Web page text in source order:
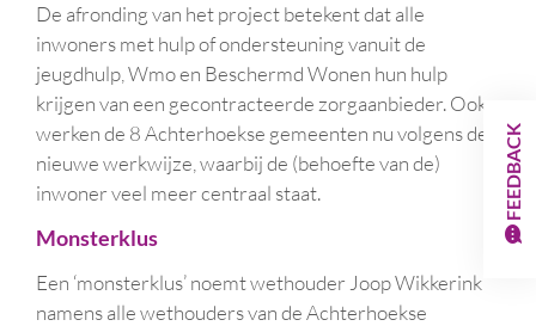
De afronding van het project betekent dat alle
inwoners met hulp of ondersteuning vanuit de
jeugdhulp, Wmo en Beschermd Wonen hun hulp
krijgen van een gecontracteerde zorgaanbieder. Ook
werken de 8 Achterhoekse gemeenten nu volgens de
nieuwe werkwijze, waarbij de (behoefte van de)
inwoner veel meer centraal staat.
Monsterklus
Een ‘monsterklus’ noemt wethouder Joop Wikkerink
namens alle wethouders van de Achterhoekse
FEEDBACK